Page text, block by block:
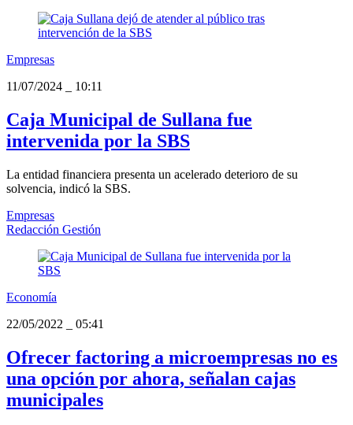
Empresas
11/07/2024
10:11
Caja Municipal de Sullana fue
intervenida por la SBS
La entidad financiera presenta un acelerado deterioro de su
solvencia, indicó la SBS.
Empresas
Redacción Gestión
Economía
22/05/2022
05:41
Ofrecer factoring a microempresas no es
una opción por ahora, señalan cajas
municipales